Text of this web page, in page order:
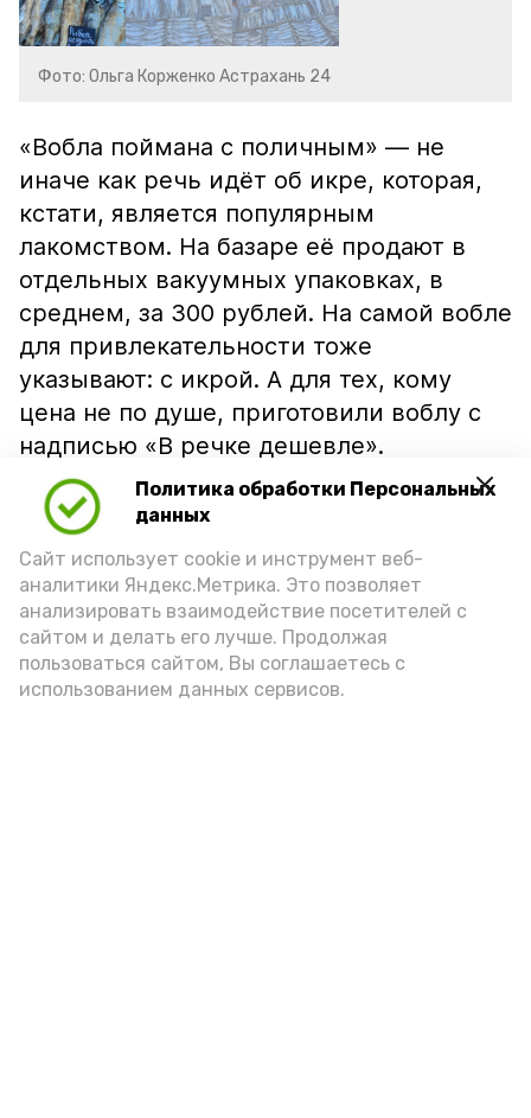
Политика обработки Персональных
данных
Сайт использует cookie и инструмент веб-
аналитики Яндекс.Метрика. Это позволяет
анализировать взаимодействие посетителей с
сайтом и делать его лучше. Продолжая
пользоваться сайтом, Вы соглашаетесь с
использованием данных сервисов.
Фото: Ольга Корженко Астрахань 24
«Вобла поймана с поличным» — не
иначе как речь идёт об икре, которая,
кстати, является популярным
лакомством. На базаре её продают в
отдельных вакуумных упаковках, в
среднем, за 300 рублей. На самой вобле
для привлекательности тоже
указывают: с икрой. А для тех, кому
цена не по душе, приготовили воблу с
надписью «В речке дешевле».